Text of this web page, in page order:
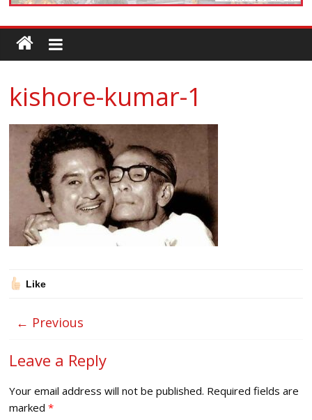
kishore-kumar-1
Like
← Previous
Leave a Reply
Your email address will not be published. Required fields are
marked*